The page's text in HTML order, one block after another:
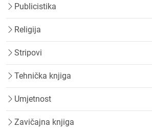
Publicistika
Religija
Stripovi
Tehnička knjiga
Umjetnost
Zavičajna knjiga